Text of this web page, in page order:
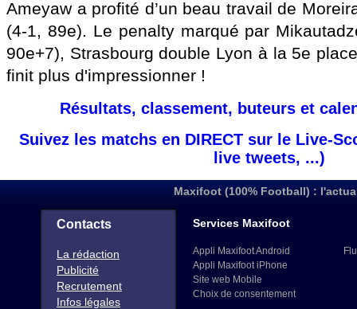
Ameyaw a profité d’un beau travail de
(4-1, 89e). Le penalty marqué par
90e+7), Strasbourg double Lyon à la 5e
finit plus d'impressionner !
Résultats, classement, buteurs et
Suivez les matchs en DIRECT sur le Live-
live tweets, ...)
Maxifoot (100% Football) :
Contacts
La rédaction
Publicité
Recrutement
Infos légales
Services Maxifoot
Appli Maxifoot Android
Appli Maxifoot iPhone
Site web Mobile
Choix de consentement